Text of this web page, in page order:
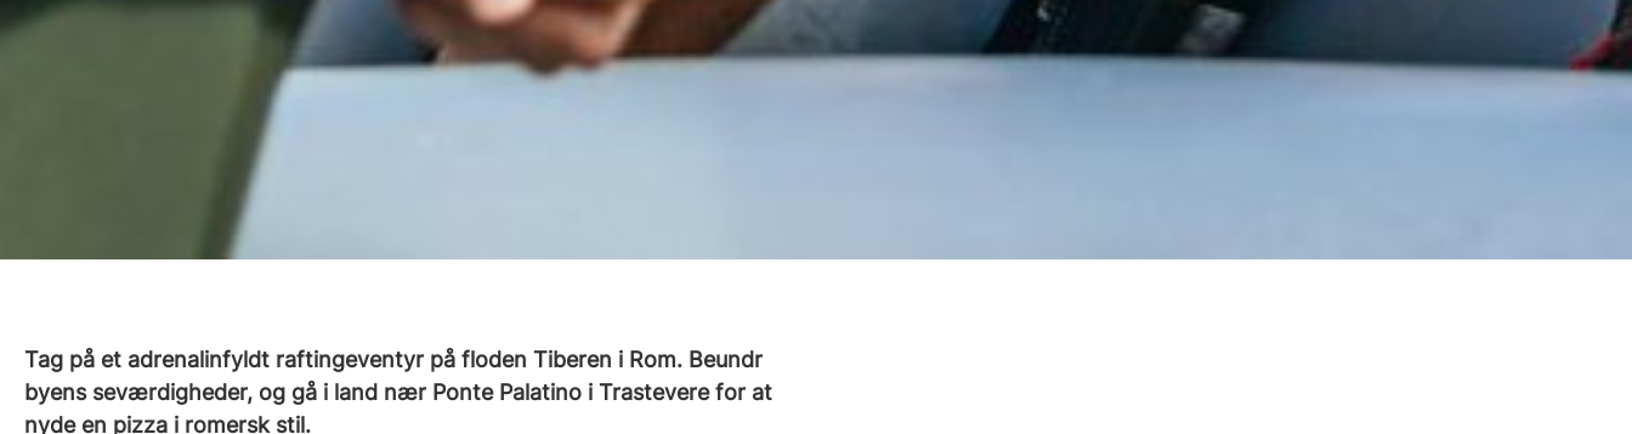
Tag på et adrenalinfyldt raftingeventyr på floden Tiberen i Rom. Beundr
byens seværdigheder, og gå i land nær Ponte Palatino i Trastevere for at
nyde en pizza i romersk stil.